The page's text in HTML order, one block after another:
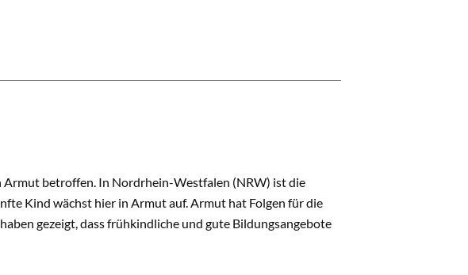
betroffen. In Nordrhein-Westfalen (NRW) ist die
Kind wächst hier in Armut auf. Armut hat Folgen für die
gezeigt, dass frühkindliche und gute Bildungsangebote